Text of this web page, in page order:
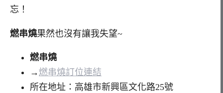
忘！
燃串燒果然也沒有讓我失望~
燃串燒
→燃串燒訂位連結
所在地址：高雄市新興區文化路25號